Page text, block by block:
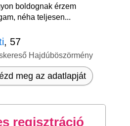
boldognak érzem
néha teljesen...
, 57
Hajdúböszörmény
meg az adatlapját
regisztráció